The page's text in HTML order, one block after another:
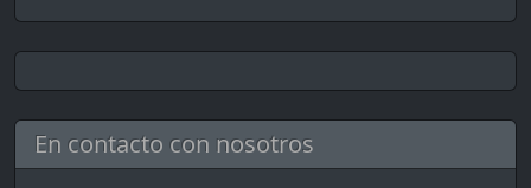
En contacto con nosotros